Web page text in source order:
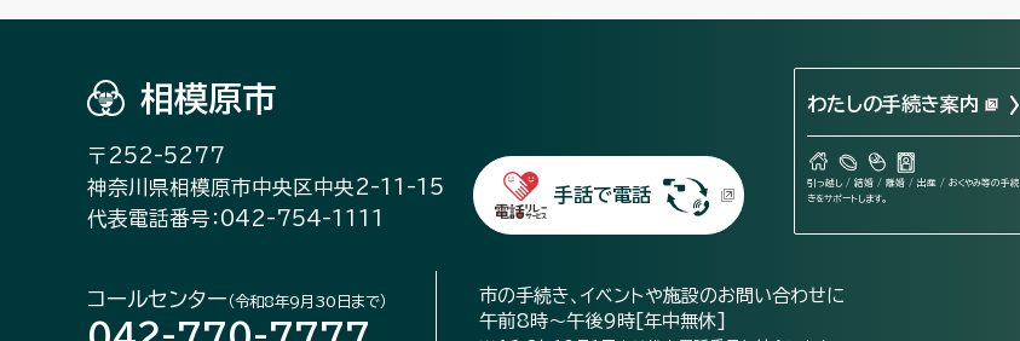
相模原市
〒252-5277
神奈川県相模原市中央区中央2-11-15
代表電話番号：042-754-1111
手話で電話
わたしの手続き案内
引っ越し / 結婚 / 離婚 / 出産 / おくやみ等の手続
きをサポートします。
コールセンター （令和8年9月30日まで）
市の手続き、イベントや施設のお問い合わせに
午前8時～午後9時[年中無休]